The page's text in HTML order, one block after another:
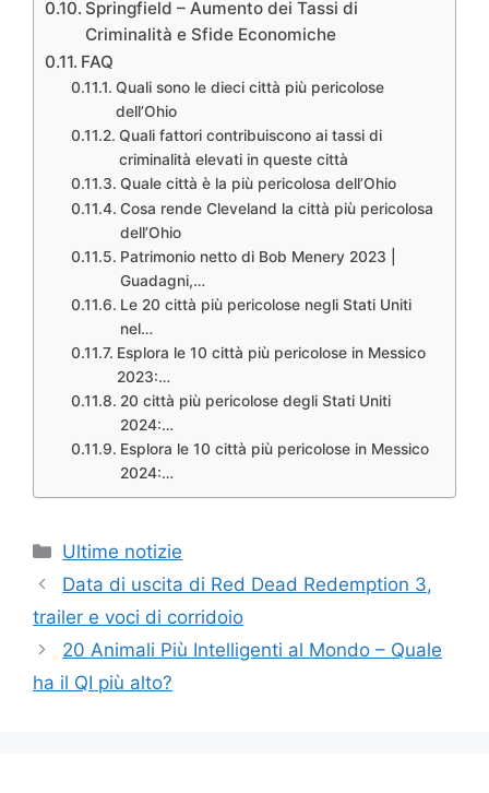
Springfield – Aumento dei Tassi di
Criminalità e Sfide Economiche
FAQ
Quali sono le dieci città più pericolose
dell’Ohio
Quali fattori contribuiscono ai tassi di
criminalità elevati in queste città
Quale città è la più pericolosa dell’Ohio
Cosa rende Cleveland la città più pericolosa
dell’Ohio
Patrimonio netto di Bob Menery 2023 |
Guadagni,…
Le 20 città più pericolose negli Stati Uniti
nel…
Esplora le 10 città più pericolose in Messico
2023:…
20 città più pericolose degli Stati Uniti
2024:…
Esplora le 10 città più pericolose in Messico
2024:…
Categories
Ultime notizie
Data di uscita di Red Dead Redemption 3,
trailer e voci di corridoio
20 Animali Più Intelligenti al Mondo – Quale
ha il QI più alto?